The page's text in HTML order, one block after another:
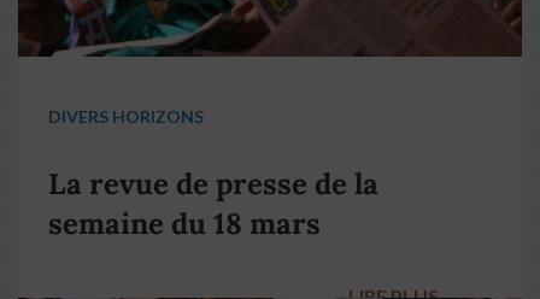
DIVERS HORIZONS
La revue de presse de la
semaine du 18 mars